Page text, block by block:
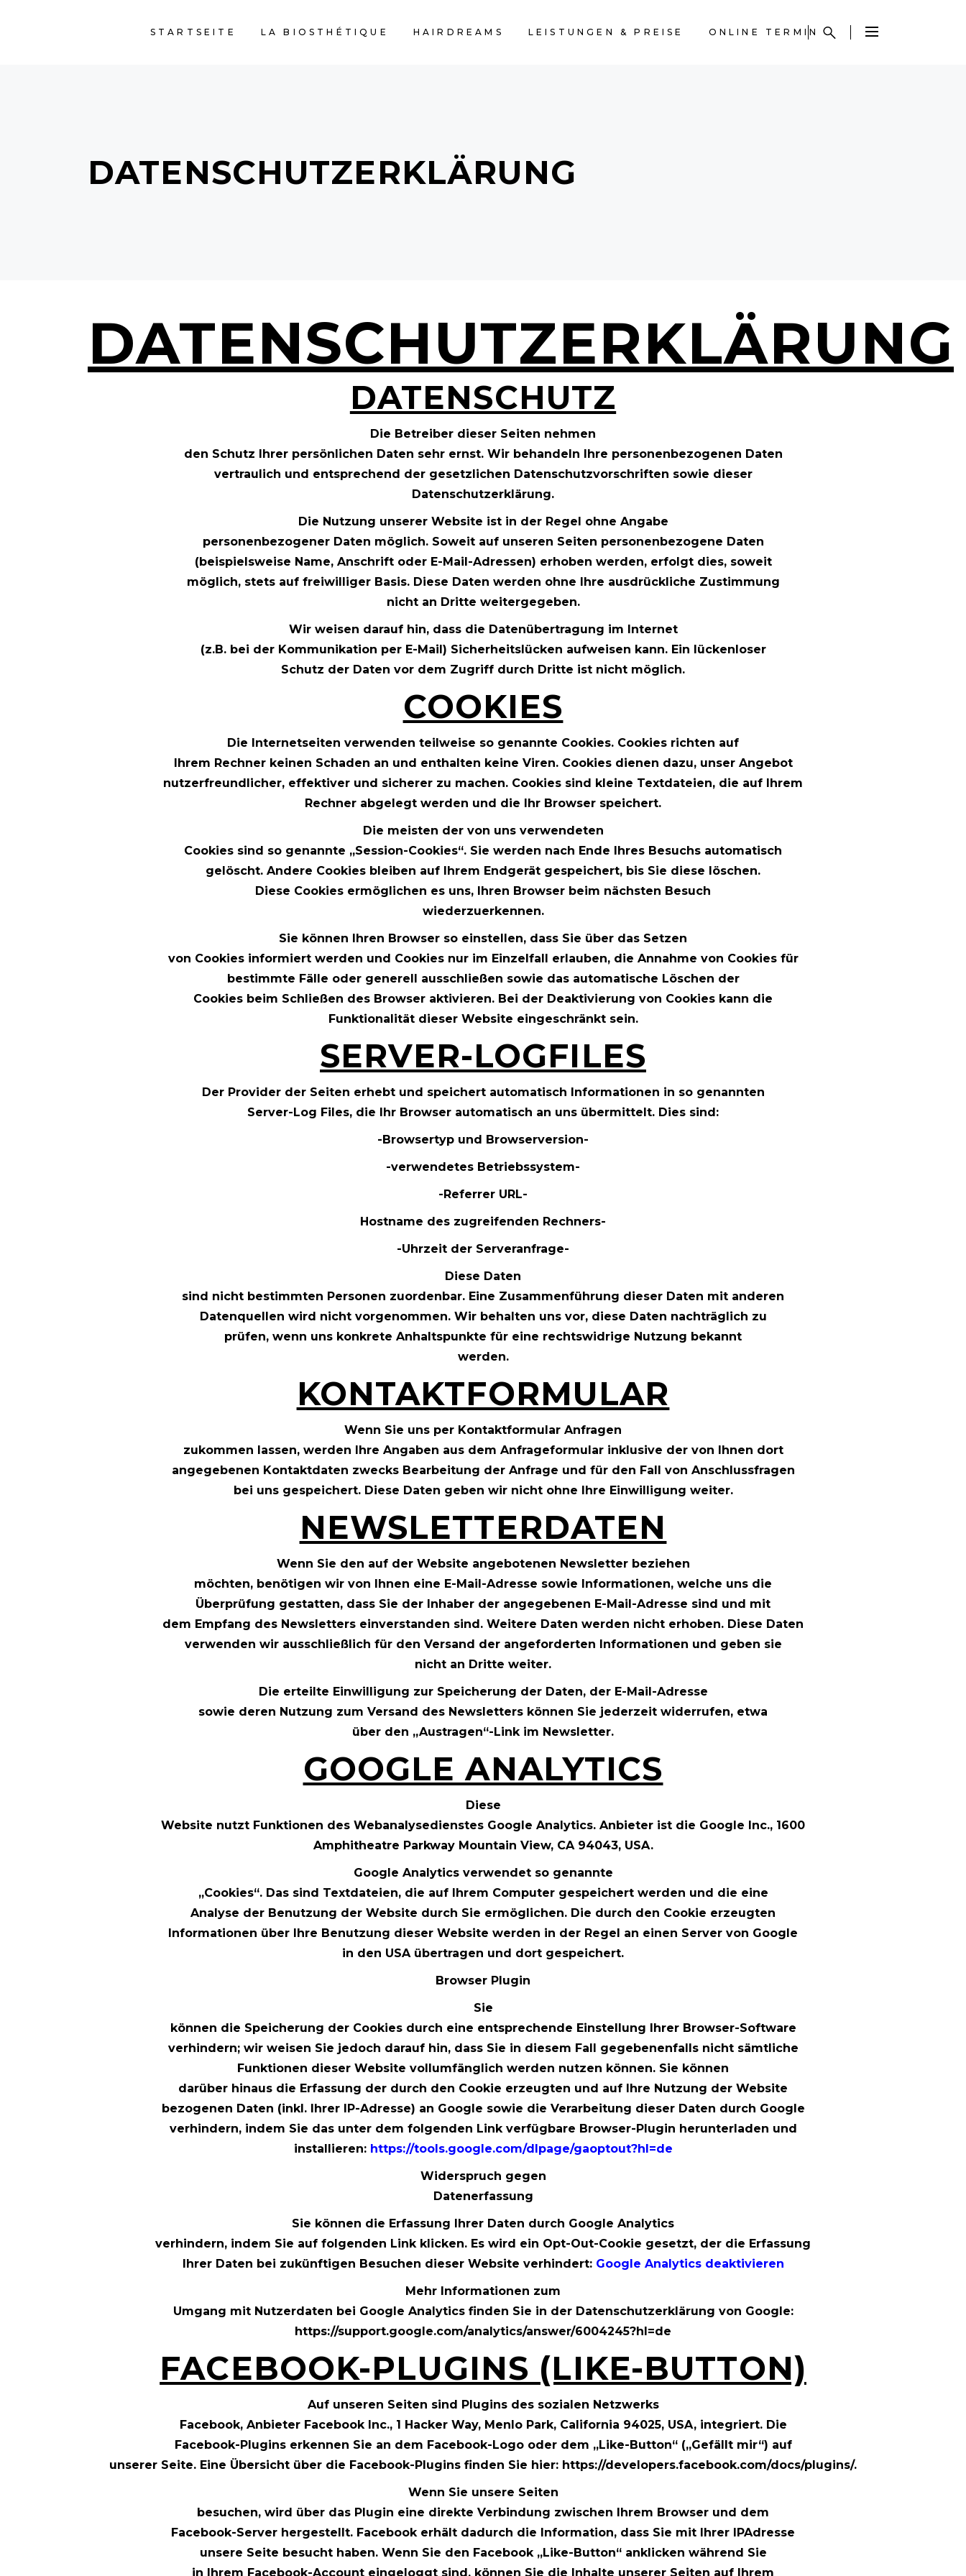
STARTSEITE LA BIOSTHÉTIQUE HAIRDREAMS LEISTUNGEN & PREISE ONLINE TERMIN
DATENSCHUTZERKLÄRUNG
DATENSCHUTZERKLÄRUNG
DATENSCHUTZ
Die Betreiber dieser Seiten nehmen
den Schutz Ihrer persönlichen Daten sehr ernst. Wir behandeln Ihre personenbezogenen Daten
vertraulich und entsprechend der gesetzlichen Datenschutzvorschriften sowie dieser
Datenschutzerklärung.
Die Nutzung unserer Website ist in der Regel ohne Angabe
personenbezogener Daten möglich. Soweit auf unseren Seiten personenbezogene Daten
(beispielsweise Name, Anschrift oder E-Mail-Adressen) erhoben werden, erfolgt dies, soweit
möglich, stets auf freiwilliger Basis. Diese Daten werden ohne Ihre ausdrückliche Zustimmung
nicht an Dritte weitergegeben.
Wir weisen darauf hin, dass die Datenübertragung im Internet
(z.B. bei der Kommunikation per E-Mail) Sicherheitslücken aufweisen kann. Ein lückenloser
Schutz der Daten vor dem Zugriff durch Dritte ist nicht möglich.
COOKIES
Die Internetseiten verwenden teilweise so genannte Cookies. Cookies richten auf
Ihrem Rechner keinen Schaden an und enthalten keine Viren. Cookies dienen dazu, unser Angebot
nutzerfreundlicher, effektiver und sicherer zu machen. Cookies sind kleine Textdateien, die auf Ihrem
Rechner abgelegt werden und die Ihr Browser speichert.
Die meisten der von uns verwendeten
Cookies sind so genannte „Session-Cookies“. Sie werden nach Ende Ihres Besuchs automatisch
gelöscht. Andere Cookies bleiben auf Ihrem Endgerät gespeichert, bis Sie diese löschen.
Diese Cookies ermöglichen es uns, Ihren Browser beim nächsten Besuch
wiederzuerkennen.
Sie können Ihren Browser so einstellen, dass Sie über das Setzen
von Cookies informiert werden und Cookies nur im Einzelfall erlauben, die Annahme von Cookies für
bestimmte Fälle oder generell ausschließen sowie das automatische Löschen der
Cookies beim Schließen des Browser aktivieren. Bei der Deaktivierung von Cookies kann die
Funktionalität dieser Website eingeschränkt sein.
SERVER-LOGFILES
Der Provider der Seiten erhebt und speichert automatisch Informationen in so genannten
Server-Log Files, die Ihr Browser automatisch an uns übermittelt. Dies sind:
-Browsertyp und Browserversion-
-verwendetes Betriebssystem-
-Referrer URL-
Hostname des zugreifenden Rechners-
-Uhrzeit der Serveranfrage-
Diese Daten
sind nicht bestimmten Personen zuordenbar. Eine Zusammenführung dieser Daten mit anderen
Datenquellen wird nicht vorgenommen. Wir behalten uns vor, diese Daten nachträglich zu
prüfen, wenn uns konkrete Anhaltspunkte für eine rechtswidrige Nutzung bekannt
werden.
KONTAKTFORMULAR
Wenn Sie uns per Kontaktformular Anfragen
zukommen lassen, werden Ihre Angaben aus dem Anfrageformular inklusive der von Ihnen dort
angegebenen Kontaktdaten zwecks Bearbeitung der Anfrage und für den Fall von Anschlussfragen
bei uns gespeichert. Diese Daten geben wir nicht ohne Ihre Einwilligung weiter.
NEWSLETTERDATEN
Wenn Sie den auf der Website angebotenen Newsletter beziehen
möchten, benötigen wir von Ihnen eine E-Mail-Adresse sowie Informationen, welche uns die
Überprüfung gestatten, dass Sie der Inhaber der angegebenen E-Mail-Adresse sind und mit
dem Empfang des Newsletters einverstanden sind. Weitere Daten werden nicht erhoben. Diese Daten
verwenden wir ausschließlich für den Versand der angeforderten Informationen und geben sie
nicht an Dritte weiter.
Die erteilte Einwilligung zur Speicherung der Daten, der E-Mail-Adresse
sowie deren Nutzung zum Versand des Newsletters können Sie jederzeit widerrufen, etwa
über den „Austragen“-Link im Newsletter.
GOOGLE ANALYTICS
Diese
Website nutzt Funktionen des Webanalysedienstes Google Analytics. Anbieter ist die Google Inc., 1600
Amphitheatre Parkway Mountain View, CA 94043, USA.
Google Analytics verwendet so genannte
„Cookies“. Das sind Textdateien, die auf Ihrem Computer gespeichert werden und die eine
Analyse der Benutzung der Website durch Sie ermöglichen. Die durch den Cookie erzeugten
Informationen über Ihre Benutzung dieser Website werden in der Regel an einen Server von Google
in den USA übertragen und dort gespeichert.
Browser Plugin
Sie
können die Speicherung der Cookies durch eine entsprechende Einstellung Ihrer Browser-Software
verhindern; wir weisen Sie jedoch darauf hin, dass Sie in diesem Fall gegebenenfalls nicht sämtliche
Funktionen dieser Website vollumfänglich werden nutzen können. Sie können
darüber hinaus die Erfassung der durch den Cookie erzeugten und auf Ihre Nutzung der Website
bezogenen Daten (inkl. Ihrer IP-Adresse) an Google sowie die Verarbeitung dieser Daten durch Google
verhindern, indem Sie das unter dem folgenden Link verfügbare Browser-Plugin herunterladen und
installieren: https://tools.google.com/dlpage/gaoptout?hl=de
Widerspruch gegen
Datenerfassung
Sie können die Erfassung Ihrer Daten durch Google Analytics
verhindern, indem Sie auf folgenden Link klicken. Es wird ein Opt-Out-Cookie gesetzt, der die Erfassung
Ihrer Daten bei zukünftigen Besuchen dieser Website verhindert: Google Analytics deaktivieren
Mehr Informationen zum
Umgang mit Nutzerdaten bei Google Analytics finden Sie in der Datenschutzerklärung von Google:
https://support.google.com/analytics/answer/6004245?hl=de
FACEBOOK-PLUGINS (LIKE-BUTTON)
Auf unseren Seiten sind Plugins des sozialen Netzwerks
Facebook, Anbieter Facebook Inc., 1 Hacker Way, Menlo Park, California 94025, USA, integriert. Die
Facebook-Plugins erkennen Sie an dem Facebook-Logo oder dem „Like-Button“ („Gefällt mir“) auf
unserer Seite. Eine Übersicht über die Facebook-Plugins finden Sie hier: https://developers.facebook.com/docs/plugins/.
Wenn Sie unsere Seiten
besuchen, wird über das Plugin eine direkte Verbindung zwischen Ihrem Browser und dem
Facebook-Server hergestellt. Facebook erhält dadurch die Information, dass Sie mit Ihrer IPAdresse
unsere Seite besucht haben. Wenn Sie den Facebook „Like-Button“ anklicken während Sie
in Ihrem Facebook-Account eingeloggt sind, können Sie die Inhalte unserer Seiten auf Ihrem